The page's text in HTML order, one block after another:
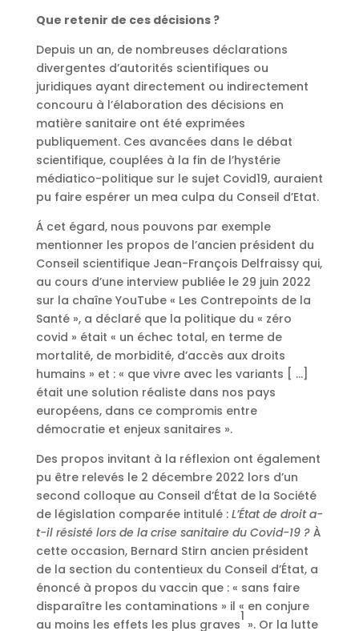
Que retenir de ces décisions ?
Depuis un an, de nombreuses déclarations
divergentes d’autorités scientifiques ou
juridiques ayant directement ou indirectement
concouru à l’élaboration des décisions en
matière sanitaire ont été exprimées
publiquement. Ces avancées dans le débat
scientifique, couplées à la fin de l’hystérie
médiatico-politique sur le sujet Covid19, auraient
pu faire espérer un mea culpa du Conseil d’Etat.
Á cet égard, nous pouvons par exemple
mentionner les propos de l’ancien président du
Conseil scientifique Jean-François Delfraissy qui,
au cours d’une interview publiée le 29 juin 2022
sur la chaîne YouTube « Les Contrepoints de la
Santé », a déclaré que la politique du « zéro
covid » était « un échec total, en terme de
mortalité, de morbidité, d’accès aux droits
humains » et : « que vivre avec les variants [ …]
était une solution réaliste dans nos pays
européens, dans ce compromis entre
démocratie et enjeux sanitaires ».
Des propos invitant à la réflexion ont également
pu être relevés le 2 décembre 2022 lors d’un
second colloque au Conseil d’État de la Société
de législation comparée intitulé : L’État de droit a-
t-il résisté lors de la crise sanitaire du Covid-19 ?À
cette occasion, Bernard Stirn ancien président
de la section du contentieux du Conseil d’État, a
énoncé à propos du vaccin que : « sans faire
disparaître les contaminations » il « en conjure
au moins les effets les plus graves
1
». Or la lutte